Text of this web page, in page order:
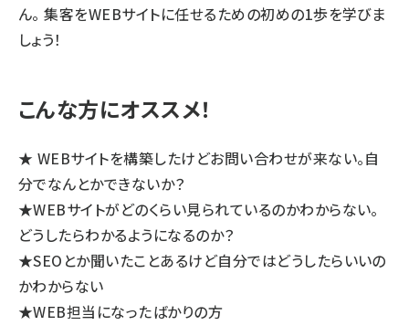
ん。 集客をWEBサイトに任せるための初めの1歩を学びま
しょう！
こんな方にオススメ！
★ WEBサイトを構築したけどお問い合わせが来ない。自
分でなんとかできないか？
★WEBサイトがどのくらい見られているのかわからない。
どうしたらわかるようになるのか？
★SEOとか聞いたことあるけど自分ではどうしたらいいの
かわからない
★WEB担当になったばかりの方